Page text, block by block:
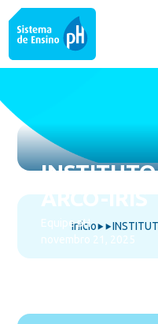
ARCO-ÍRIS
Equipe pH
novembro 21, 2025
Início⯈⯈